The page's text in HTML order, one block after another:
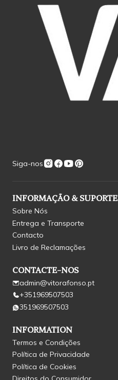
Siga-nos
INFORMAÇÃO & SUPORTE
Sobre Nós
Entrega e Transporte
Contacto
Livro de Reclamações
CONTACTE-NOS
admin@vitorafonso.pt
+351969507503
351969507503
INFORMATION
Termos e Condições
Política de Privacidade
Política de Cookies